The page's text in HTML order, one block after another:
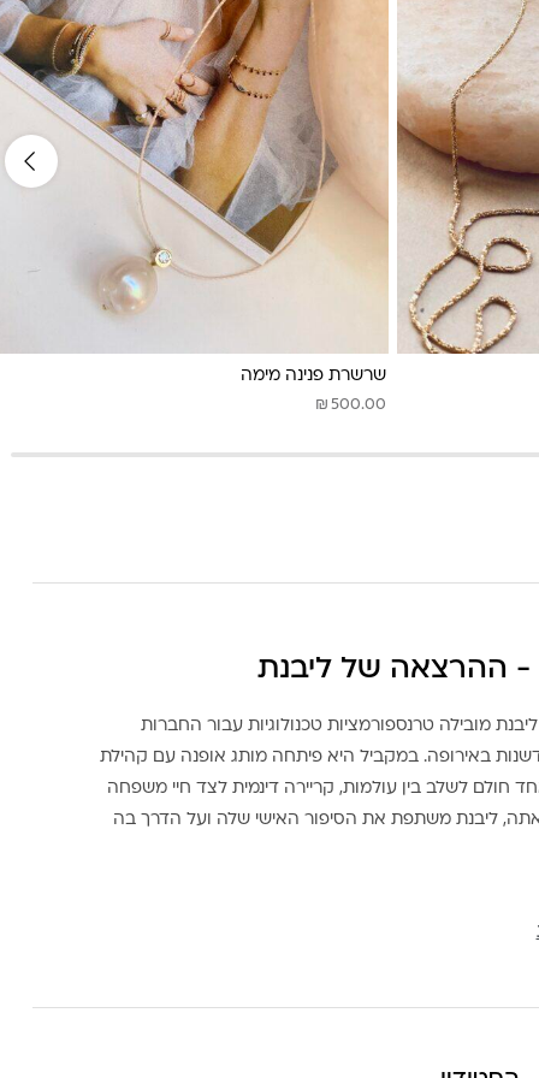
שרשרת פנינה מימה
₪ 500.00
- ההרצאה של ליבנת
מובילה טרנספורמציות טכנולוגיות עבור החברות
באירופה. במקביל היא פיתחה מותג אופנה עם קהילת
חולם לשלב בין עולמות, קריירה דינמית לצד חיי משפחה
ליבנת משתפת את הסיפור האישי שלה ועל הדרך בה